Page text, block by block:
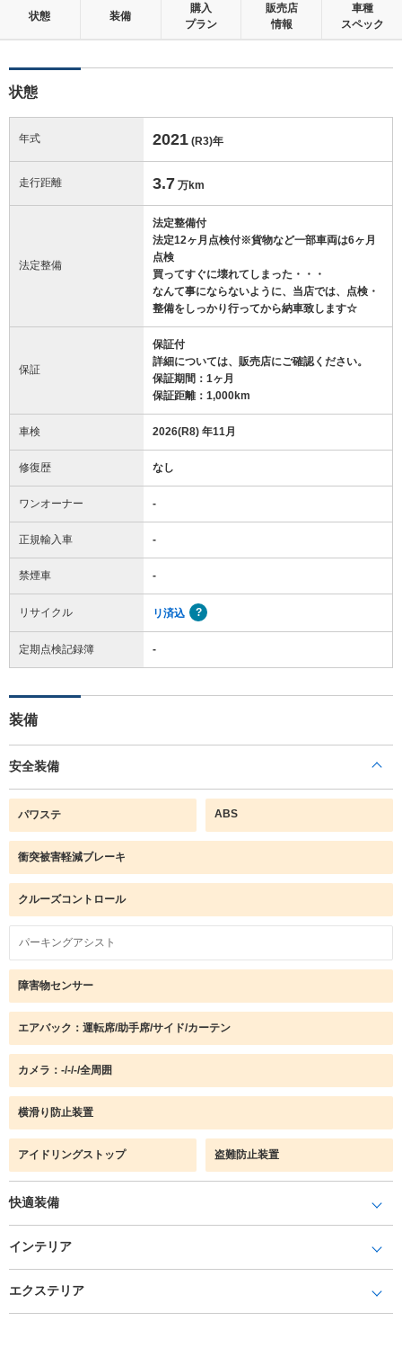
状態 装備
購入
プラン
販売店
情報
車種
スペック
状態
年式 2021 (R3)年
走行距離 3.7 万km
法定整備
法定整備付
法定12ヶ月点検付※貨物など一部車両は6ヶ月
点検
買ってすぐに壊れてしまった・・・
なんて事にならないように、当店では、点検・
整備をしっかり行ってから納車致します☆
保証
保証付
詳細については、販売店にご確認ください。
保証期間：1ヶ月
保証距離：1,000km
車検 2026(R8) 年11月
修復歴 なし
ワンオーナー -
正規輸入車 -
禁煙車 -
リサイクル リ済込
定期点検記録簿 -
装備
安全装備
パワステ ABS
衝突被害軽減ブレーキ
クルーズコントロール
パーキングアシスト
障害物センサー
エアバック：運転席/助手席/サイド/カーテン
カメラ：-/-/-/全周囲
横滑り防止装置
アイドリングストップ 盗難防止装置
快適装備
インテリア
エクステリア